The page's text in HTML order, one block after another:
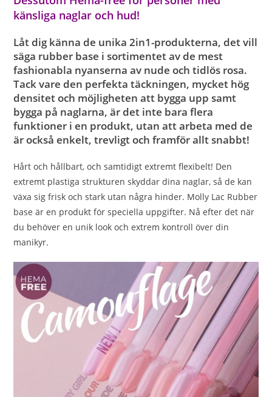
känsliga naglar och hud!
Låt dig känna de unika 2in1-produkterna, det vill
säga rubber base i sortimentet av de mest
fashionabla nyanserna av nude och tidlös rosa.
Tack vare den perfekta täckningen, mycket hög
densitet och möjligheten att bygga upp samt
bygga på naglarna, är det inte bara flera
funktioner i en produkt, utan att arbeta med de
är också enkelt, trevligt och framför allt snabbt!
Hårt och hållbart, och samtidigt extremt flexibelt! Den
extremt plastiga strukturen skyddar dina naglar, så de kan
växa sig frisk och stark utan några hinder. Molly Lac Rubber
base är en produkt för speciella uppgifter. Nå efter det när
du behöver en unik look och extrem kontroll över din
manikyr.